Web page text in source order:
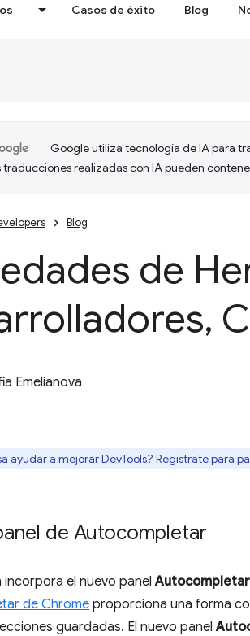
Casos de éxito Blog
Google utiliza tecnología de IA para
realizadas con IA pueden
Blog
de
,
Emelianova
ayudar a mejorar DevTools? Regístrate para
de Autocompletar
incorpora el nuevo panelAutocompletar
de Chrome proporciona una forma
guardadas. El nuevo panel